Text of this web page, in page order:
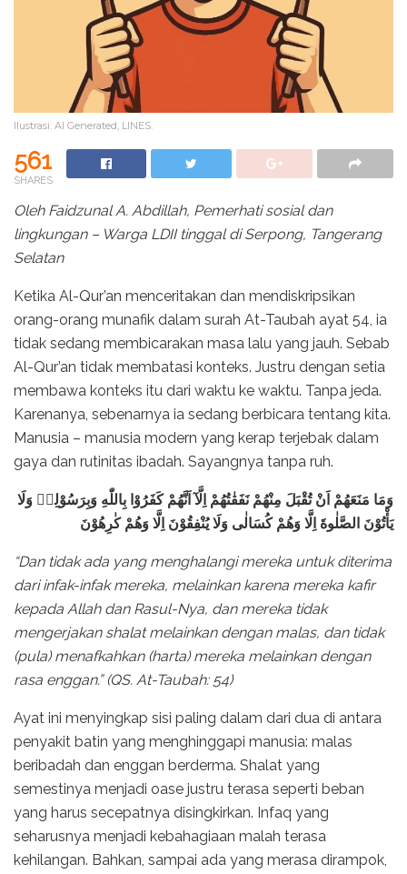
Ilustrasi: AI Generated, LINES.
561
SHARES
Oleh Faidzunal A. Abdillah, Pemerhati sosial dan
lingkungan – Warga LDII tinggal di Serpong, Tangerang
Selatan
Ketika Al-Qur’an menceritakan dan mendiskripsikan
orang-orang munafik dalam surah At-Taubah ayat 54, ia
tidak sedang membicarakan masa lalu yang jauh. Sebab
Al-Qur’an tidak membatasi konteks. Justru dengan setia
membawa konteks itu dari waktu ke waktu. Tanpa jeda.
Karenanya, sebenarnya ia sedang berbicara tentang kita.
Manusia – manusia modern yang kerap terjebak dalam
gaya dan rutinitas ibadah. Sayangnya tanpa ruh.
وَمَا مَنَعَهُمْ اَنْ تُقْبَلَ مِنْهُمْ نَفَقٰتُهُمْ اِلَّآ اَنَّهُمْ كَفَرُوْا بِاللّٰهِ وَبِرَسُوْلِهٖ وَلَا
يَأْتُوْنَ الصَّلٰوةَ اِلَّا وَهُمْ كُسَالٰى وَلَا يُنْفِقُوْنَ اِلَّا وَهُمْ كٰرِهُوْنَ
“Dan tidak ada yang menghalangi mereka untuk diterima
dari infak-infak mereka, melainkan karena mereka kafir
kepada Allah dan Rasul-Nya, dan mereka tidak
mengerjakan shalat melainkan dengan malas, dan tidak
(pula) menafkahkan (harta) mereka melainkan dengan
rasa enggan.” (QS. At-Taubah: 54)
Ayat ini menyingkap sisi paling dalam dari dua di antara
penyakit batin yang menghinggapi manusia: malas
beribadah dan enggan berderma. Shalat yang
semestinya menjadi oase justru terasa seperti beban
yang harus secepatnya disingkirkan. Infaq yang
seharusnya menjadi kebahagiaan malah terasa
kehilangan. Bahkan, sampai ada yang merasa dirampok,